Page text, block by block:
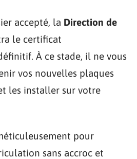
accepté, la Direction de
le certificat
À ce stade, il ne vous
vos nouvelles plaques
les installer sur votre
pour
sans accroc et